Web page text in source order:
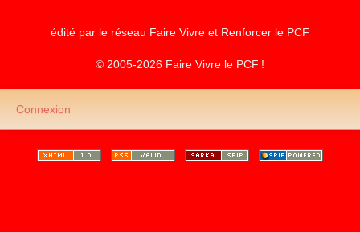
édité par le réseau Faire Vivre et Renforcer le PCF
© 2005-2026 Faire Vivre le PCF !
Connexion